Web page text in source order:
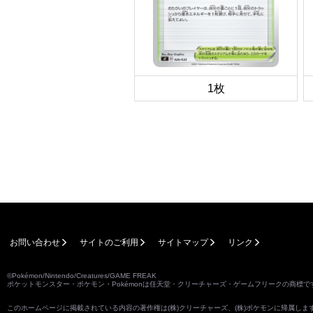
1枚
お問い合わせ サイトのご利用 サイトマップ リンク
©Pokémon/Nintendo/Creatures/GAME FREAK
ポケットモンスター・ポケモン・Pokémonは任天堂・クリーチャーズ・ゲームフリークの商標で
このホームページに掲載されている内容の著作権は(株)クリーチャーズ、(株)ポケモンに帰属し